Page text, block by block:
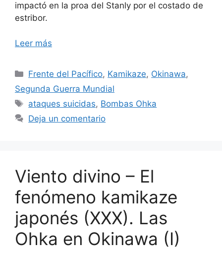
impactó en la proa del Stanly por el costado de
estribor.
Leer más
Categorías
Frente del Pacífico, Kamikaze, Okinawa,
Segunda Guerra Mundial
Etiquetas
ataques suicidas, Bombas Ohka
Deja un comentario
Viento divino – El
fenómeno kamikaze
japonés (XXX). Las
Ohka en Okinawa (I)